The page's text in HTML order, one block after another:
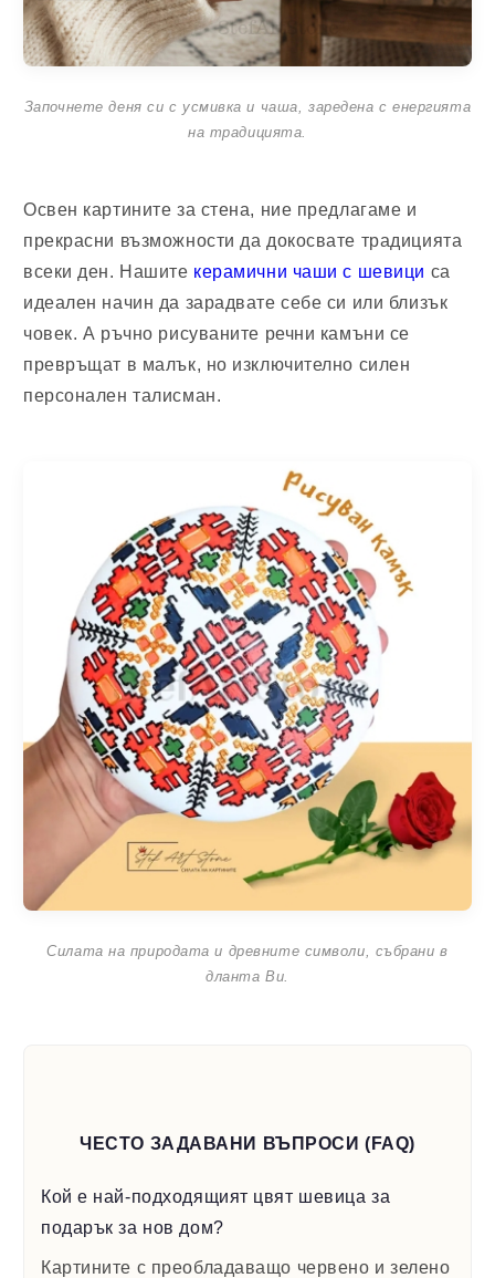
Започнете деня си с усмивка и чаша, заредена с енергията
на традицията.
Освен картините за стена, ние предлагаме и
прекрасни възможности да докосвате традицията
всеки ден. Нашите керамични чаши с шевици са
идеален начин да зарадвате себе си или близък
човек. А ръчно рисуваните речни камъни се
превръщат в малък, но изключително силен
персонален талисман.
Силата на природата и древните символи, събрани в
дланта Ви.
ЧЕСТО ЗАДАВАНИ ВЪПРОСИ (FAQ)
Кой е най-подходящият цвят шевица за
подарък за нов дом?
Картините с преобладаващо червено и зелено